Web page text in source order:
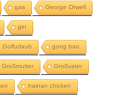
gas George Orwell
gin
Golfurlaub gong bao
Großmutter Großvater
hainan chicken